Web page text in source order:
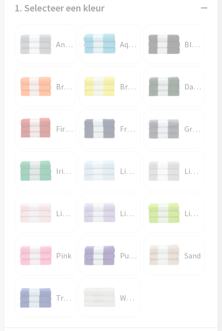
1. Selecteer een kleur
Anthracite Grey Aqua Blue Black
Bright Orange Bright Yellow Dark Green
Fire Red French Navy Graphite
Irish Green Light Blue Light Grey
Light Pink Light Purple Lime Green
Pink Purple Sand
True Blue White